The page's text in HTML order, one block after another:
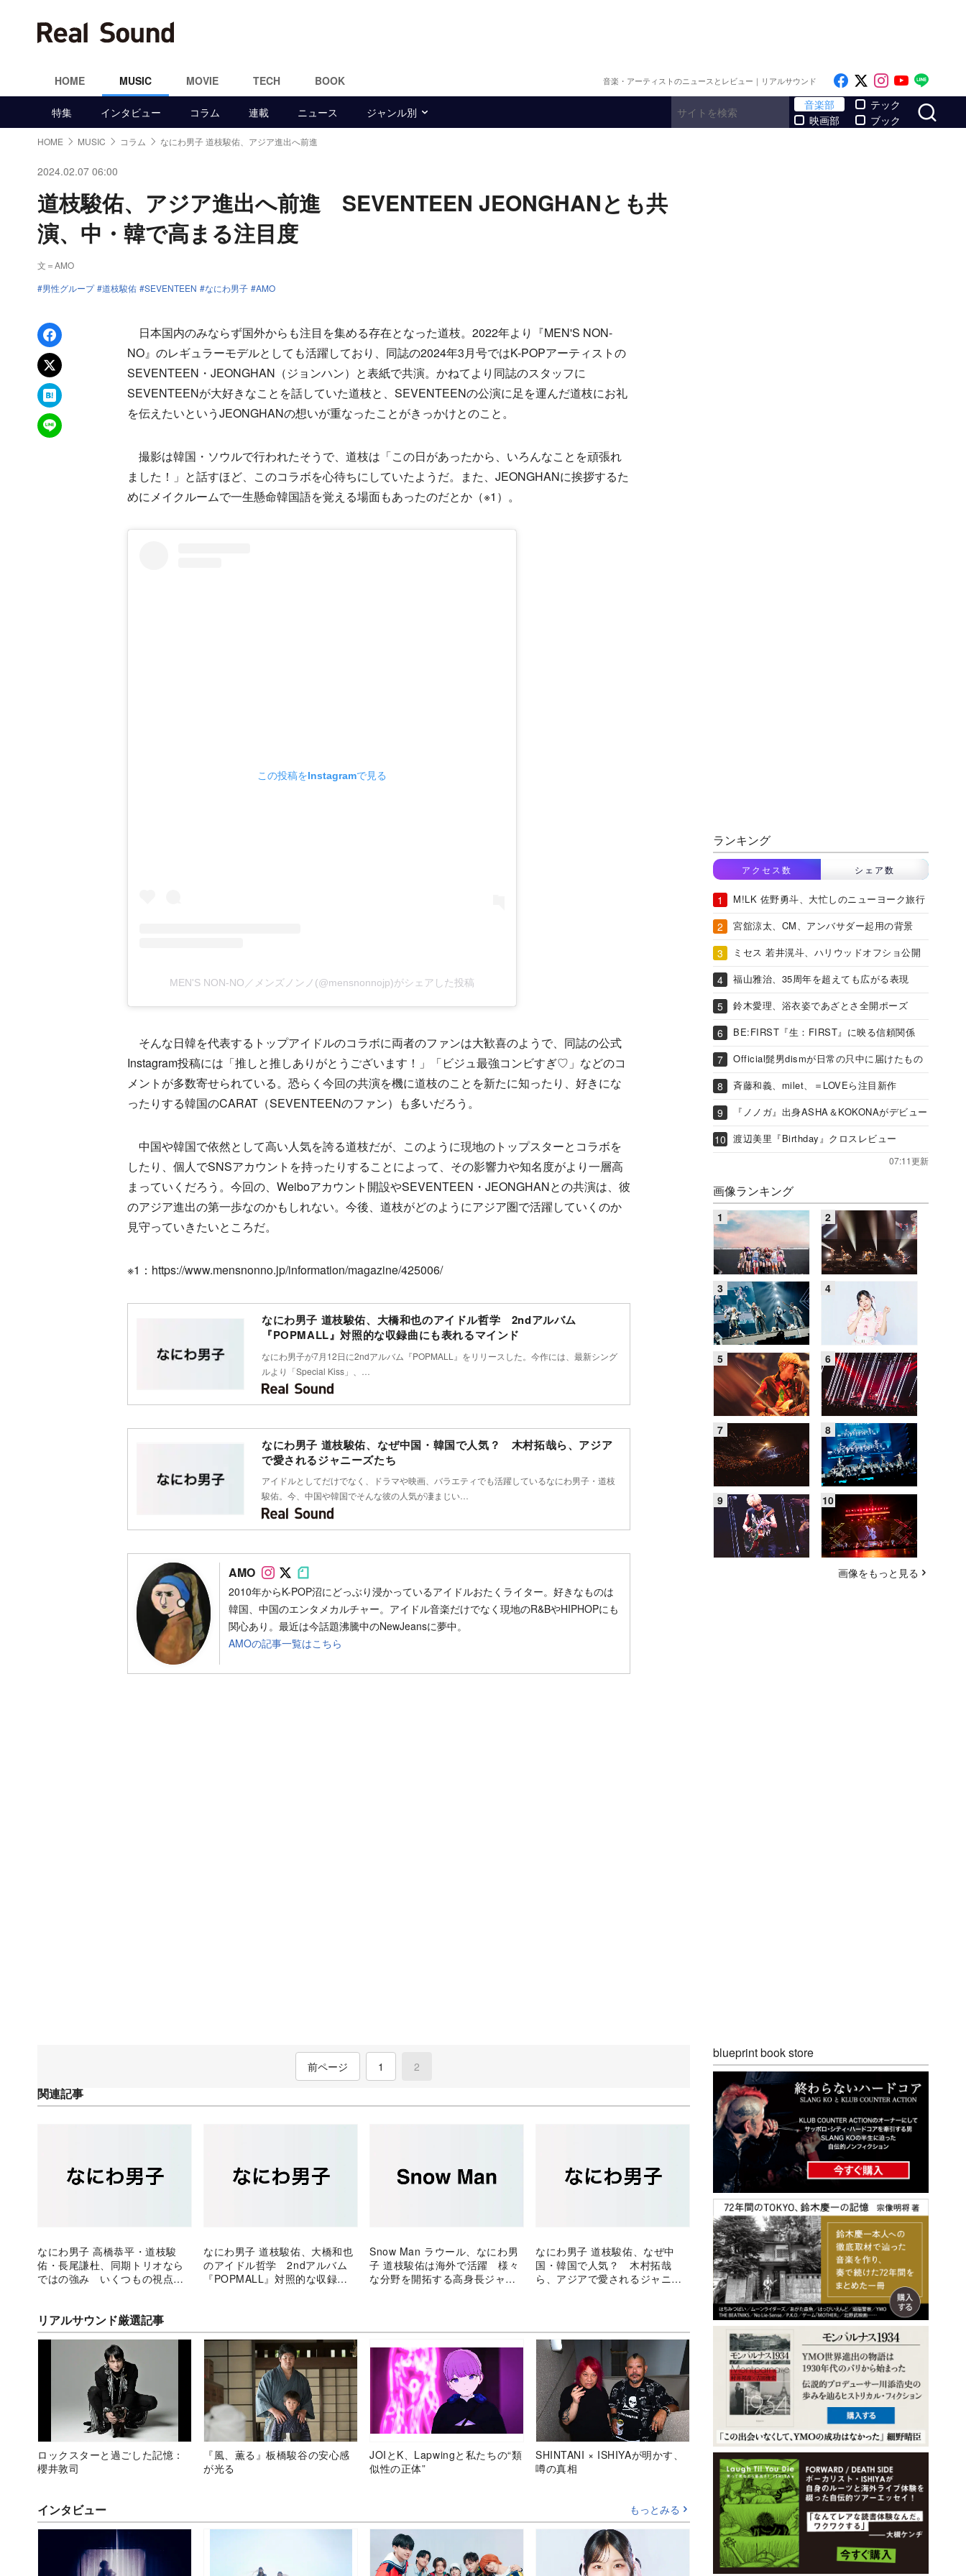
HOME MUSIC MOVIE TECH BOOK 音楽・アーティストのニュースとレビュー｜リアルサウンド Like on Facebook
Follow on x
Follow on
Follow
特集 インタビュー コラム 連載 ニュース ジャンル別
音楽部
映画部
テック
ブック
HOME MUSIC コラム なにわ男子 道枝駿佑、アジア進出へ前進
2024.02.07 06:00
道枝駿佑、アジア進出へ前進 SEVENTEEN JEONGHANとも共
演、中・韓で高まる注目度
文＝AMO
男性グループ
道枝駿佑 SEVENTEEN なにわ男子 AMO
Facebookでシェア
xでポスト
はてなブックマーク
LINEで送る
日本国内のみならず国外からも注目を集める存在となった道枝。2022年より『MEN'S NON-
NO』のレギュラーモデルとしても活躍しており、同誌の2024年3月号ではK-POPアーティストの
SEVENTEEN・JEONGHAN（ジョンハン）と表紙で共演。かねてより同誌のスタッフに
SEVENTEENが大好きなことを話していた道枝と、SEVENTEENの公演に足を運んだ道枝にお礼
を伝えたいというJEONGHANの想いが重なったことがきっかけとのこと。
撮影は韓国・ソウルで行われたそうで、道枝は「この日があったから、いろんなことを頑張れ
ました！」と話すほど、このコラボを心待ちにしていたようだ。また、JEONGHANに挨拶するた
めにメイクルームで一生懸命韓国語を覚える場面もあったのだとか（※1）。
この投稿をInstagramで見る
MEN'S NON-NO／メンズノンノ(@mensnonnojp)がシェアした投稿
そんな日韓を代表するトップアイドルのコラボに両者のファンは大歓喜のようで、同誌の公式
Instagram投稿には「推しと推しありがとうございます！」「ビジュ最強コンビすぎ♡」などのコ
メントが多数寄せられている。恐らく今回の共演を機に道枝のことを新たに知ったり、好きにな
ったりする韓国のCARAT（SEVENTEENのファン）も多いだろう。
中国や韓国で依然として高い人気を誇る道枝だが、このように現地のトップスターとコラボを
したり、個人でSNSアカウントを持ったりすることによって、その影響力や知名度がより一層高
まっていくだろう。今回の、Weiboアカウント開設やSEVENTEEN・JEONGHANとの共演は、彼
のアジア進出の第一歩なのかもしれない。今後、道枝がどのようにアジア圏で活躍していくのか
見守っていきたいところだ。
※1：https://www.mensnonno.jp/information/magazine/425006/
なにわ男子 道枝駿佑、大橋和也のアイドル哲学 2ndアルバム
『POPMALL』対照的な収録曲にも表れるマインド
なにわ男子が7月12日に2ndアルバム『POPMALL』をリリースした。今作には、最新シング
ルより「Special Kiss」、…
なにわ男子 道枝駿佑、なぜ中国・韓国で人気？ 木村拓哉ら、アジア
で愛されるジャニーズたち
アイドルとしてだけでなく、ドラマや映画、バラエティでも活躍しているなにわ男子・道枝
駿佑。今、中国や韓国でそんな彼の人気が凄まじい…
AMO Follow on SNS
Follow on SNS
Follow on SNS
2010年からK-POP沼にどっぶり浸かっているアイドルおたくライター。好きなものは
韓国、中国のエンタメカルチャー。アイドル音楽だけでなく現地のR&BやHIPHOPにも
関心あり。最近は今話題沸騰中のNewJeansに夢中。
AMOの記事一覧はこちら
前ページ 1 2
関連記事
なにわ男子 高橋恭平・道枝駿
佑・長尾謙杜、同期トリオなら
ではの強み いくつもの視点で
なにわ男子 道枝駿佑、大橋和也
のアイドル哲学 2ndアルバム
『POPMALL』対照的な収録曲
Snow Man ラウール、なにわ男
子 道枝駿佑は海外で活躍 様々
な分野を開拓する高身長ジャニ
なにわ男子 道枝駿佑、なぜ中
国・韓国で人気？ 木村拓哉
ら、アジアで愛されるジャニー
リアルサウンド厳選記事
ロックスターと過ごした記憶：
櫻井敦司
『風、薫る』板橋駿谷の安心感
が光る
JOIとK、Lapwingと私たちの“類
似性の正体”
SHINTANI × ISHIYAが明かす、
噂の真相
インタビュー もっとみる
ランキング
アクセス数 シェア数
M!LK 佐野勇斗、大忙しのニューヨーク旅行
宮舘涼太、CM、アンバサダー起用の背景
ミセス 若井滉斗、ハリウッドオフショ公開
福山雅治、35周年を超えても広がる表現
鈴木愛理、浴衣姿であざとさ全開ポーズ
BE:FIRST『生：FIRST』に映る信頼関係
Official髭男dismが日常の只中に届けたもの
斉藤和義、milet、＝LOVEら注目新作
『ノノガ』出身ASHA＆KOKONAがデビュー
渡辺美里『Birthday』クロスレビュー
07:11更新
画像ランキング
画像をもっと見る
blueprint book store